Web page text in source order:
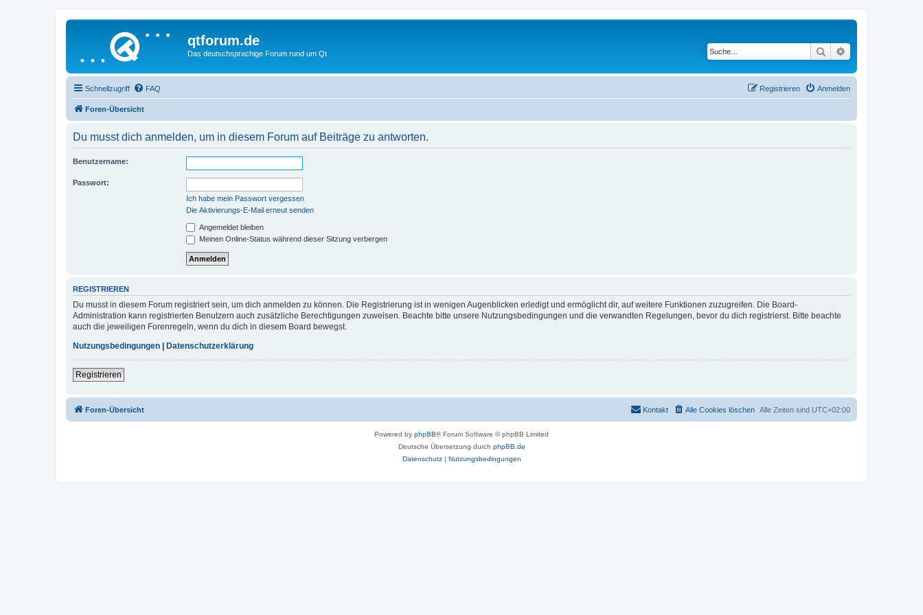
qtforum.de
Das deutschsprachige Forum rund um Qt Suche
Schnellzugriff FAQ Anmelden
Registrieren
Foren-Übersicht
Du musst dich anmelden, um in diesem Forum auf Beiträge zu antworten.
Benutzername:
Passwort:
Ich habe mein Passwort vergessen
Die Aktivierungs-E-Mail erneut senden
Angemeldet bleiben
Meinen Online-Status während dieser Sitzung verbergen
REGISTRIEREN
Du musst in diesem Forum registriert sein, um dich anmelden zu können. Die Registrierung ist in wenigen Augenblicken erledigt und ermöglicht dir, auf weitere Funktionen zuzugreifen. Die Board-
Administration kann registrierten Benutzern auch zusätzliche Berechtigungen zuweisen. Beachte bitte unsere Nutzungsbedingungen und die verwandten Regelungen, bevor du dich registrierst. Bitte beachte
auch die jeweiligen Forenregeln, wenn du dich in diesem Board bewegst.
Nutzungsbedingungen
Datenschutzerklärung
Registrieren
Foren-Übersicht Alle Zeiten sind UTC+02:00
Alle Cookies löschen
Kontakt
Powered by phpBB® Forum Software © phpBB Limited
Deutsche Übersetzung durch phpBB.de
Datenschutz| Nutzungsbedingungen